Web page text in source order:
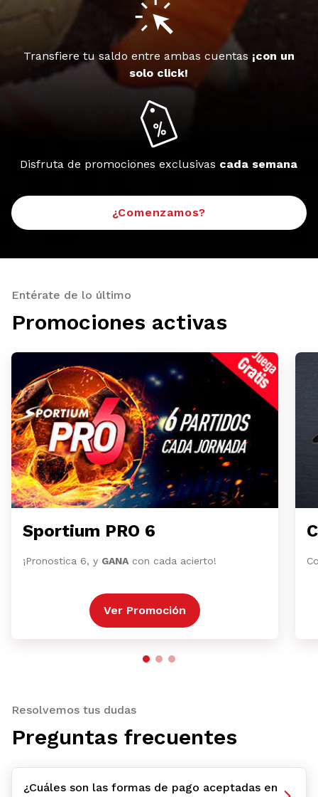
Transfiere tu saldo entre ambas cuentas ¡con un
solo click!
Disfruta de promociones exclusivas cada semana
¿Comenzamos?
Entérate de lo último
Promociones activas
Sportium PRO 6
¡Pronostica 6, y GANA con cada acierto!
Ver Promoción
Resolvemos tus dudas
Preguntas frecuentes
¿Cuáles son las formas de pago aceptadas en